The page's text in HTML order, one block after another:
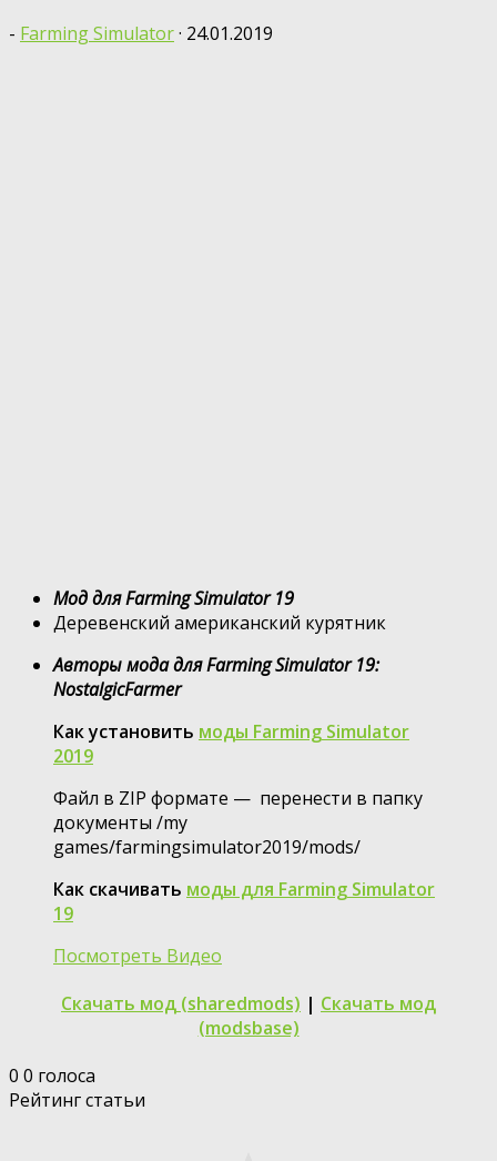
- Farming Simulator· 24.01.2019
Мод для Farming Simulator 19
Деревенский американский курятник
Авторы мода для Farming Simulator 19:
NostalgicFarmer
Как установить моды Farming Simulator
2019
Файл в ZIP формате — перенести в папку
документы /my
games/farmingsimulator2019/mods/
Как скачивать моды для Farming Simulator
19
Посмотреть Видео
Скачать мод (sharedmods) | Скачать мод
(modsbase)
0 0 голоса
Рейтинг статьи